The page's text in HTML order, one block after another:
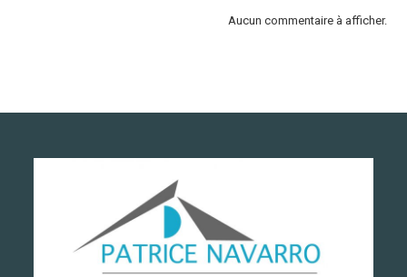
Aucun commentaire à afficher.